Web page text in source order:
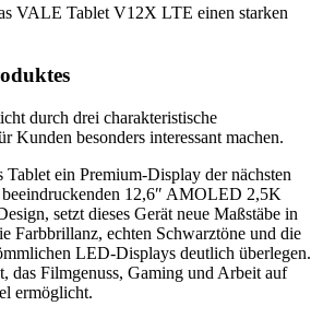
VALE Tablet V12X LTE einen starken
durch drei charakteristische
Kunden besonders interessant machen.
Tablet ein Premium-Display der nächsten
12,6″ AMOLED 2,5K
setzt dieses Gerät neue Maßstäbe in
Farbbrillanz, echten Schwarztöne und die
LED-Displays deutlich überlegen.
das Filmgenuss, Gaming und Arbeit auf
ermöglicht.